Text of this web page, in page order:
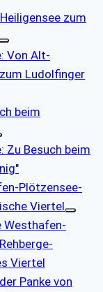
zum
Von Alt-
Ludolfinger
beim
Zu Besuch beim
Plötzensee-
Viertel
Westhafen-
Viertel
Panke von